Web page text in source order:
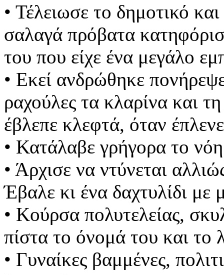
• Τέλειωσε το δημοτικό
σαλαγά πρόβατα
του που είχε ένα μεγάλο
• Εκεί ανδρώθηκε
ραχούλες τα κλαρίνα και
έβλεπε κλεφτά, όταν
• Κατάλαβε γρήγορα το
• Άρχισε να ντύνεται
Έβαλε κι ένα δαχτυλίδι
• Κούρσα πολυτελείας,
πίστα το όνομά του και το
• Γυναίκες βαμμένες,